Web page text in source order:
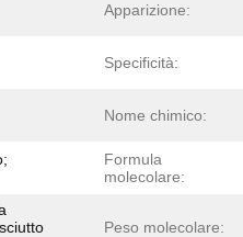
Apparizione:
Specificità:
Nome chimico:
Formula
molecolare:
Peso molecolare: